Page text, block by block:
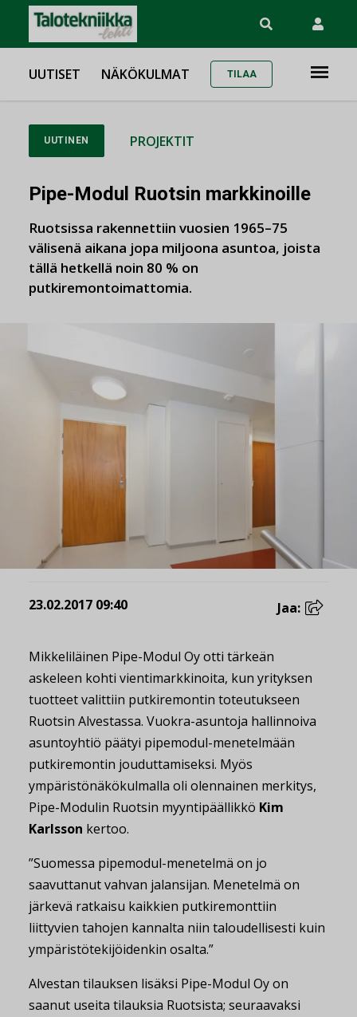
UUTISET NÄKÖKULMAT TILAA
UUTINEN PROJEKTIT
Pipe-Modul Ruotsin markkinoille
Ruotsissa rakennettiin vuosien 1965–75
välisenä aikana jopa miljoona asuntoa, joista
tällä hetkellä noin 80 % on
putkiremontoimattomia.
23.02.2017 09:40 Jaa:
Mikkeliläinen Pipe-Modul Oy otti tärkeän
askeleen kohti vientimarkkinoita, kun yrityksen
tuotteet valittiin putkiremontin toteutukseen
Ruotsin Alvestassa. Vuokra-asuntoja hallinnoiva
asuntoyhtiö päätyi pipemodul-menetelmään
putkiremontin jouduttamiseksi. Myös
ympäristönäkökulmalla oli olennainen merkitys,
Pipe-Modulin Ruotsin myyntipäällikkö Kim
Karlsson kertoo.
”Suomessa pipemodul-menetelmä on jo
saavuttanut vahvan jalansijan. Menetelmä on
järkevä ratkaisu kaikkien putkiremonttiin
liittyvien tahojen kannalta niin taloudellisesti kuin
ympäristötekijöidenkin osalta.”
Alvestan tilauksen lisäksi Pipe-Modul Oy on
saanut useita tilauksia Ruotsista; seuraavaksi